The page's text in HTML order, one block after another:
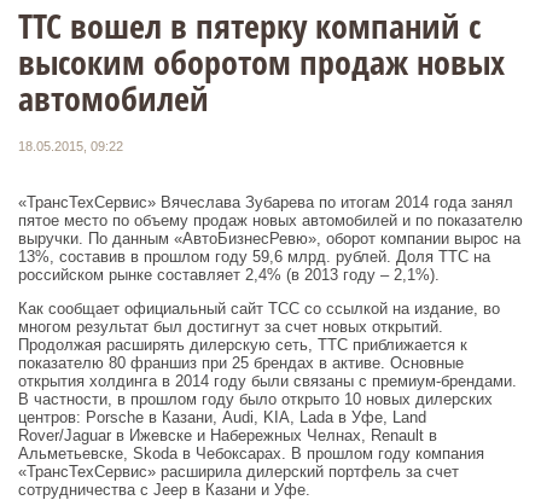
ТТС вошел в пятерку компаний с
высоким оборотом продаж новых
автомобилей
18.05.2015, 09:22
«ТрансТехСервис» Вячеслава Зубарева по итогам 2014 года занял
пятое место по объему продаж новых автомобилей и по показателю
выручки. По данным «АвтоБизнесРевю», оборот компании вырос на
13%, составив в прошлом году 59,6 млрд. рублей. Доля ТТС на
российском рынке составляет 2,4% (в 2013 году – 2,1%).
Как сообщает официальный сайт ТСС со ссылкой на издание, во
многом результат был достигнут за счет новых открытий.
Продолжая расширять дилерскую сеть, ТТС приближается к
показателю 80 франшиз при 25 брендах в активе. Основные
открытия холдинга в 2014 году были связаны с премиум-брендами.
В частности, в прошлом году было открыто 10 новых дилерских
центров: Porschе в Казани, Audi, KIA, Lada в Уфе, Land
Rover/Jaguar в Ижевске и Набережных Челнах, Renault в
Альметьевске, Skoda в Чебоксарах. В прошлом году компания
«ТрансТехСервис» расширила дилерский портфель за счет
сотрудничества с Jeep в Казани и Уфе.